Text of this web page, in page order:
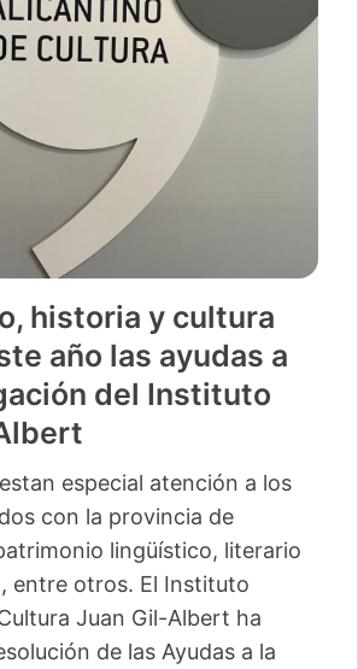
historia y cultura
año las ayudas a
del Instituto
especial atención a los
con la provincia de
lingüístico, literario
entre otros. El Instituto
Juan Gil-Albert ha
de las Ayudas a la